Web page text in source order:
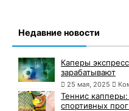
Недавние новости
Каперы
зарабатывают
25 мая, 2025
Теннис
спортивных